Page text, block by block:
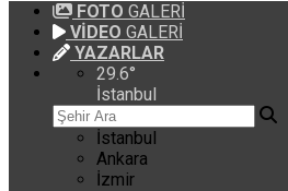
FOTO GALERİ
VİDEO GALERİ
YAZARLAR
29.6°
İstanbul
İstanbul
Ankara
İzmir